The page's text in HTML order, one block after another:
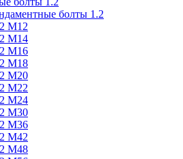
болты 1.2
М12
М14
М16
М18
М20
М22
М24
М30
М36
М42
М48